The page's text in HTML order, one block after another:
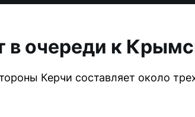
в очереди к
Керчи составляет около